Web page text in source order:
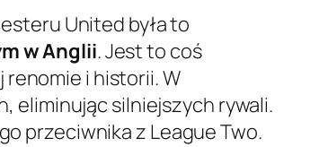
United była to
w Anglii. Jest to coś
i historii. W
eliminując silniejszych rywali.
przeciwnika z League Two.